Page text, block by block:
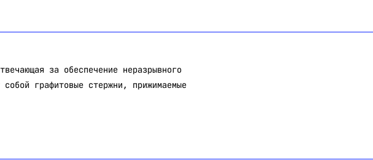
за обеспечение неразрывного
графитовые стержни, прижимаемые